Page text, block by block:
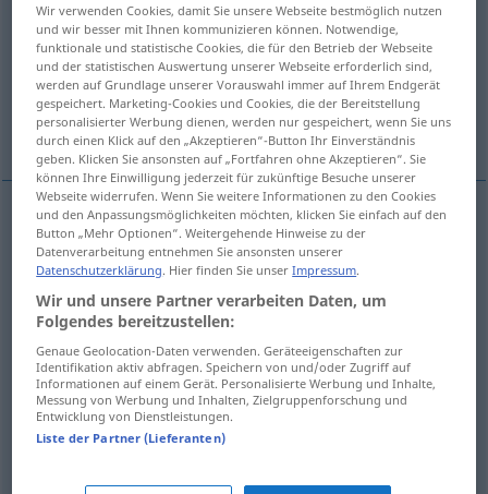
Frischef <Frische>
Übersicht aller Übersetzungen
(Für mehr Details die Übersetzung anklicken/antippen)
čerstvost, chlad, čilost, svĕžest, hbitost
čerstvostf Frische
svĕžestf Frische
chladm Frische a.geistig, Kühle
čilostf Frische Munterkeit
hbitostf Frische Munterkeit
Wir verwenden Cookies, damit Sie unsere Webseite bestmöglich nutzen
und wir besser mit Ihnen kommunizieren können. Notwendige,
funktionale und statistische Cookies, die für den Betrieb der Webseite
und der statistischen Auswertung unserer Webseite erforderlich sind,
werden auf Grundlage unserer Vorauswahl immer auf Ihrem Endgerät
gespeichert. Marketing-Cookies und Cookies, die der Bereitstellung
personalisierter Werbung dienen, werden nur gespeichert, wenn Sie uns
durch einen Klick auf den „Akzeptieren“-Button Ihr Einverständnis
geben. Klicken Sie ansonsten auf „Fortfahren ohne Akzeptieren“. Sie
können Ihre Einwilligung jederzeit für zukünftige Besuche unserer
Webseite widerrufen. Wenn Sie weitere Informationen zu den Cookies
und den Anpassungsmöglichkeiten möchten, klicken Sie einfach auf den
Button „Mehr Optionen“. Weitergehende Hinweise zu der
Datenverarbeitung entnehmen Sie ansonsten unserer
Datenschutzerklärung. Hier finden Sie unserImpressum.
Wir und unsere Partner verarbeiten Daten, um
Folgendes bereitzustellen:
Genaue Geolocation-Daten verwenden. Geräteeigenschaften zur
Identifikation aktiv abfragen. Speichern von und/oder Zugriff auf
Informationen auf einem Gerät. Personalisierte Werbung und Inhalte,
Messung von Werbung und Inhalten, Zielgruppenforschung und
Entwicklung von Dienstleistungen.
Liste der Partner (Lieferanten)